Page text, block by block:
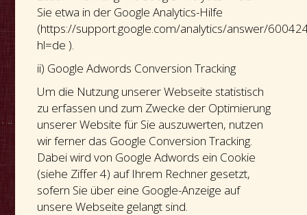
Sie etwa in der Google Analytics-Hilfe
(https://support.google.com/analytics/answer/
hl=de ).
ii) Google Adwords Conversion Tracking
Um die Nutzung unserer Webseite statistisch
zu erfassen und zum Zwecke der Optimierung
unserer Website für Sie auszuwerten, nutzen
wir ferner das Google Conversion Tracking.
Dabei wird von Google Adwords ein Cookie
(siehe Ziffer 4) auf Ihrem Rechner gesetzt,
sofern Sie über eine Google-Anzeige auf
unsere Webseite gelangt sind.